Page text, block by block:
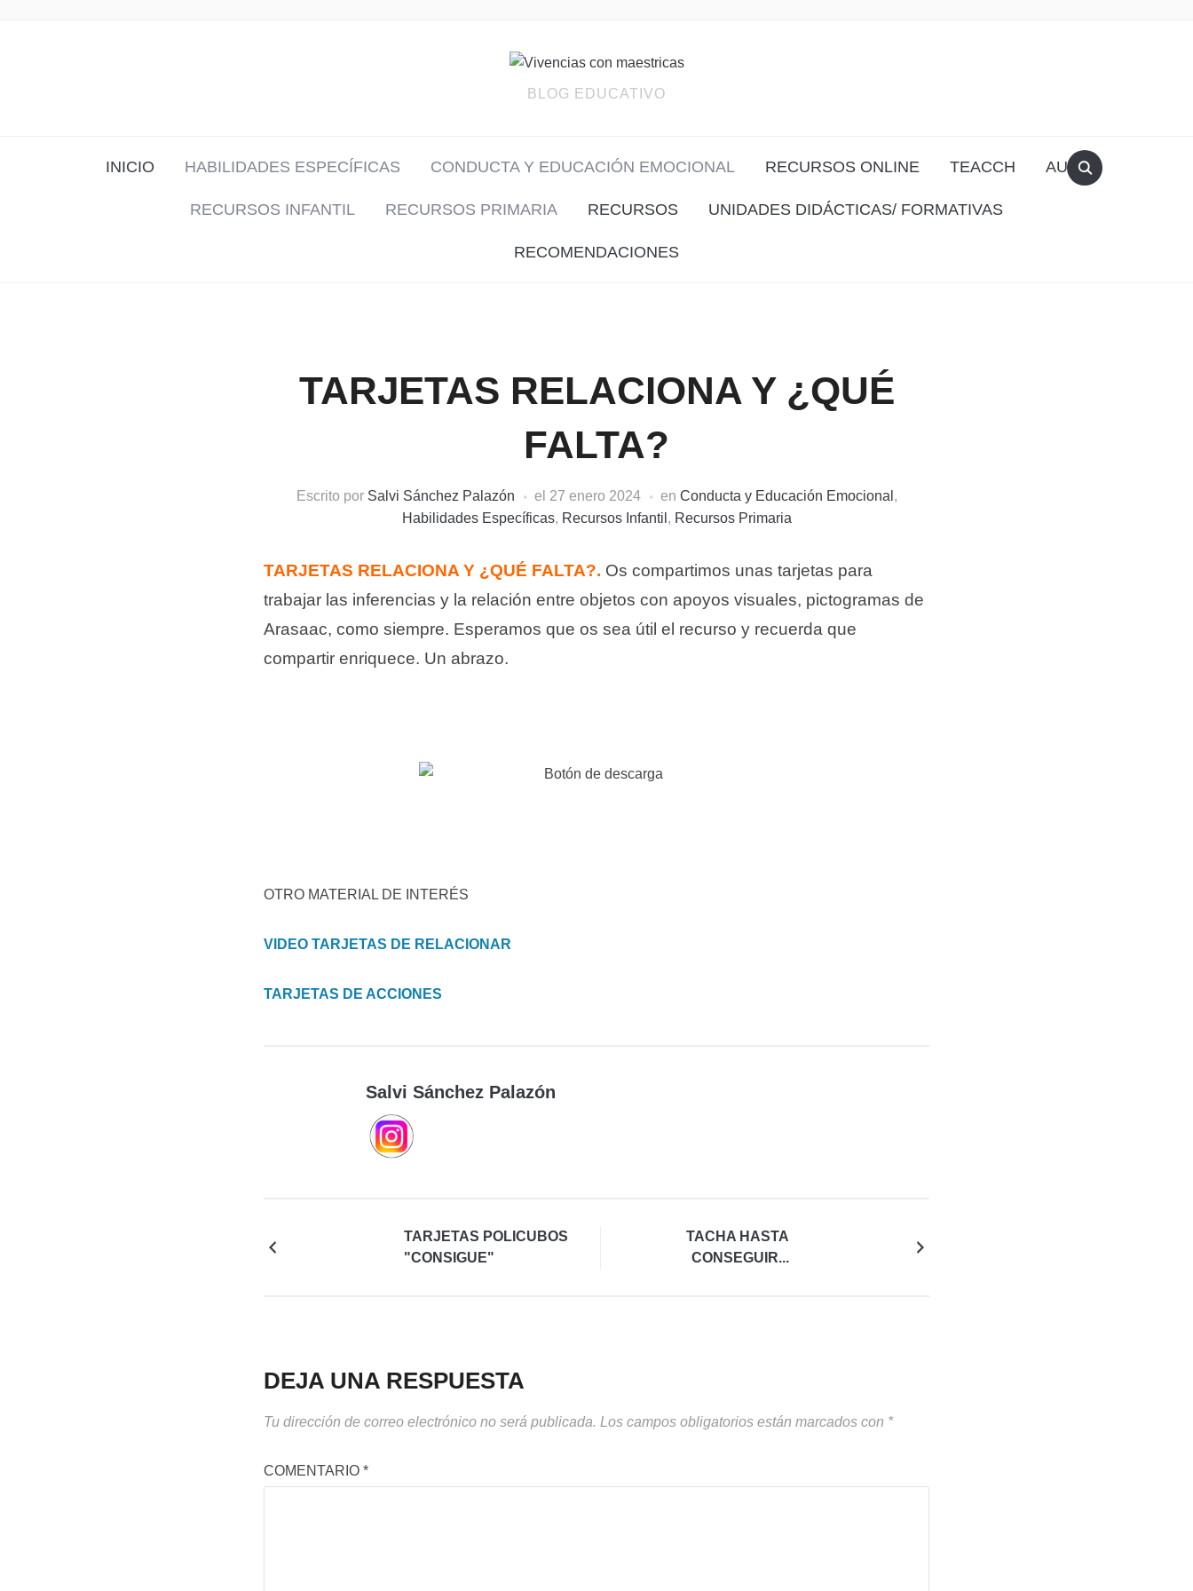
BLOG EDUCATIVO
INICIO HABILIDADES ESPECÍFICAS CONDUCTA Y EDUCACIÓN EMOCIONAL RECURSOS ONLINE TEACCH AULA
RECURSOS INFANTIL RECURSOS PRIMARIA RECURSOS UNIDADES DIDÁCTICAS/ FORMATIVAS
RECOMENDACIONES
TARJETAS RELACIONA Y ¿QUÉ
FALTA?
Escrito por Salvi Sánchez Palazón el 27 enero 2024 en Conducta y Educación Emocional ,
Habilidades Específicas, Recursos Infantil , Recursos Primaria
TARJETAS RELACIONA Y ¿QUÉ FALTA?. Os compartimos unas tarjetas para
trabajar las inferencias y la relación entre objetos con apoyos visuales, pictogramas de
Arasaac, como siempre. Esperamos que os sea útil el recurso y recuerda que
compartir enriquece. Un abrazo.
OTRO MATERIAL DE INTERÉS
VIDEO TARJETAS DE RELACIONAR
TARJETAS DE ACCIONES
Salvi Sánchez Palazón
TARJETAS POLICUBOS
"CONSIGUE"
TACHA HASTA
CONSEGUIR...
DEJA UNA RESPUESTA
Tu dirección de correo electrónico no será publicada. Los campos obligatorios están marcados con *
COMENTARIO *